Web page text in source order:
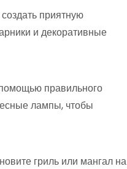
приятную
и декоративные
правильного
лампы, чтобы
гриль или мангал на